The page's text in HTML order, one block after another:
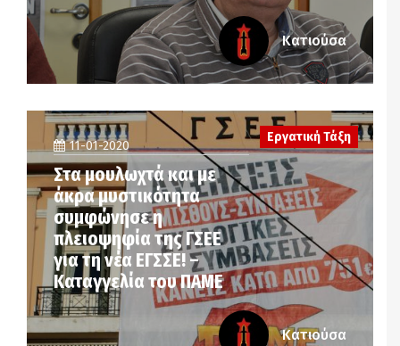
Κατιούσα
11-01-2020
Στα μουλωχτά και με
άκρα μυστικότητα
συμφώνησε η
πλειοψηφία της ΓΣΕΕ
για τη νέα ΕΓΣΣΕ! –
Καταγγελία του ΠΑΜΕ
Εργατική Τάξη
Κατιούσα